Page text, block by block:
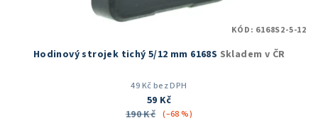
Hodinový strojek tichý 5/12 mm 6168S Skladem v ČR
49 Kč bez DPH
59 Kč
190 Kč (–68 %)
KÓD: 6168S2-5-12